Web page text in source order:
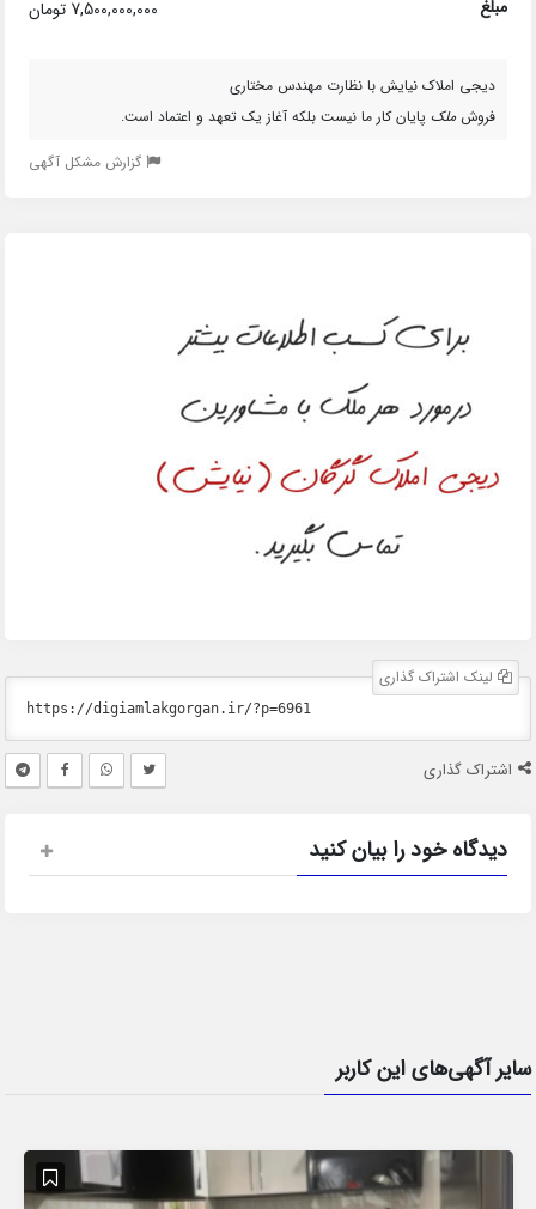
مبلغ 7,500,000,000 تومان
دیجی املاک نیایش با نظارت مهندس مختاری
فروشملک پایان کار ما نیست بلکه آغاز یک تعهد و اعتماد است.
گزارش مشکل آگهی
لینک اشتراک گذاری
اشتراک گذاری
دیدگاه خود را بیان کنید
سایر آگهی‌های این کاربر